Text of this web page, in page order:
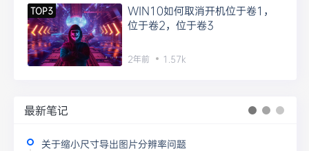
TOP3
WIN10如何取消开机位于卷1，
位于卷2，位于卷3
2年前 1.57k
最新笔记
关于缩小尺寸导出图片分辨率问题